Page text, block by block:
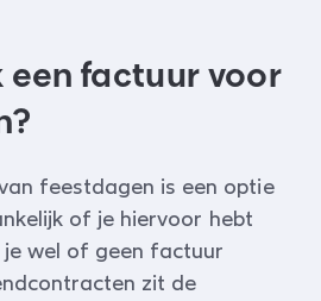
een factuur voor
feestdagen is een optie
of je hiervoor hebt
wel of geen factuur
zit de